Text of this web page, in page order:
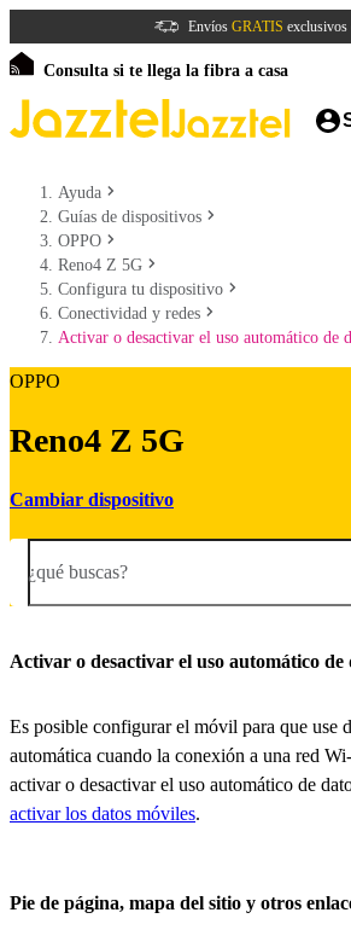
Envíos GRATIS exclusivos
Consulta si te llega la fibra a casa
Ayuda
Guías de dispositivos
OPPO
Reno4 Z 5G
Configura tu dispositivo
Conectividad y redes
Activar o desactivar el uso automático de
OPPO
Reno4 Z 5G
Cambiar dispositivo
¿qué buscas?
Activar o desactivar el uso automático de
Es posible configurar el móvil para que use
automática cuando la conexión a una red
activar o desactivar el uso automático de
activar los datos móviles.
Pie de página, mapa del sitio y otros